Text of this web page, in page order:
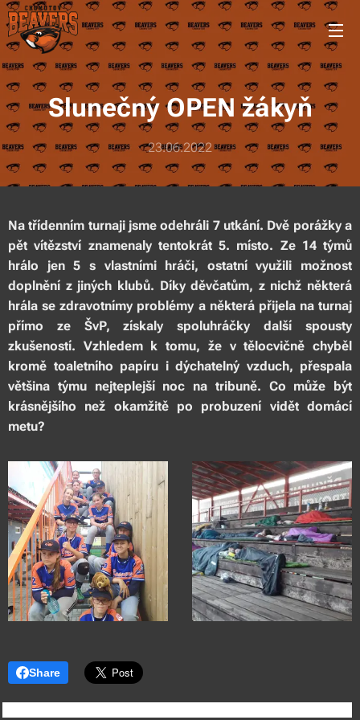
Slunečný OPEN žákyň
23.06.2022
Na třídenním turnaji jsme odehráli 7 utkání. Dvě porážky a
pět vítězství znamenaly tentokrát 5. místo. Ze 14 týmů
hrálo jen 5 s vlastními hráči, ostatní využili možnost
doplnění z jiných klubů. Díky děvčatům, z nichž některá
hrála se zdravotnímy problémy a některá přijela na turnaj
přímo ze ŠvP, získaly spoluhráčky další spousty
zkušeností. Vzhledem k tomu, že v tělocvičně chyběl
kromě toaletního papíru i dýchatelný vzduch, přespala
většina týmu nejteplejší noc na tribuně. Co může být
krásnějšího než okamžitě po probuzení vidět domácí
metu?
Share